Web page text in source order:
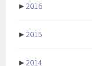
►2016
►2015
►2014